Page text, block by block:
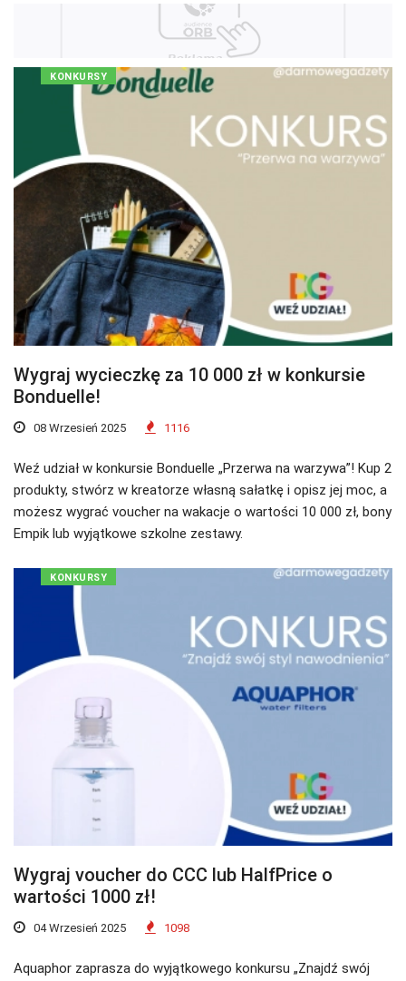
KONKURSY
Wygraj wycieczkę za 10 000 zł w konkursie
Bonduelle!
08 Wrzesień 2025 1116
Weź udział w konkursie Bonduelle „Przerwa na warzywa”! Kup 2
produkty, stwórz w kreatorze własną sałatkę i opisz jej moc, a
możesz wygrać voucher na wakacje o wartości 10 000 zł, bony
Empik lub wyjątkowe szkolne zestawy.
KONKURSY
Wygraj voucher do CCC lub HalfPrice o
wartości 1000 zł!
04 Wrzesień 2025 1098
Aquaphor zaprasza do wyjątkowego konkursu „Znajdź swój